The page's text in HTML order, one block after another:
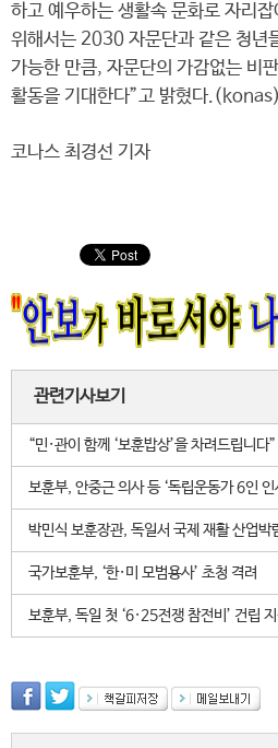
하고 예우하는 생활속 문화로 자리
위해서는 2030 자문단과 같은 청년
가능한 만큼, 자문단의 가감없는 비
활동을 기대한다”고 밝혔다.(konas)
코나스 최경선 기자
관련기사보기
“민·관이 함께 ‘보훈밥상’을 차려드립니다”
보훈부, 안중근 의사 등 ‘독립운동가 6인 인
박민식 보훈장관, 독일서 국제 재활 산업박
국가보훈부, ‘한·미 모범용사’ 초청 격려
보훈부, 독일 첫 ‘6·25전쟁 참전비’ 건립